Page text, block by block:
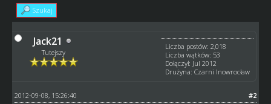
Szukaj
Jack21
Tutejszy
Liczba postów: 2,018
Liczba wątków: 53
Dołączył: Jul 2012
Drużyna: Czarni Inowrocław
#2
2012-09-08, 15:26:40